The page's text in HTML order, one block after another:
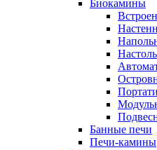
Биокамины
Банные печи
Печи-камины